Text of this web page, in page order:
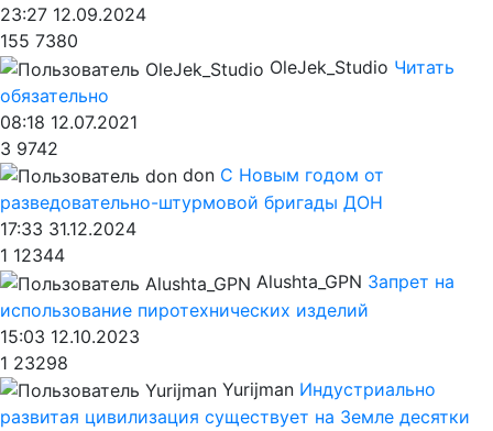
23:27 12.09.2024
155 7380
OleJek_Studio Читать
обязательно
08:18 12.07.2021
3 9742
don С Новым годом от
разведовательно-штурмовой бригады ДОН
17:33 31.12.2024
1 12344
Alushta_GPN Запрет на
использование пиротехнических изделий
15:03 12.10.2023
1 23298
Yurijman Индустриально
развитая цивилизация существует на Земле десятки